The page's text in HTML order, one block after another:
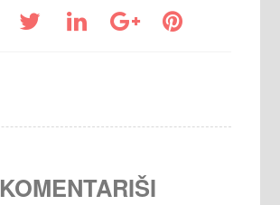
KOMENTARIŠI